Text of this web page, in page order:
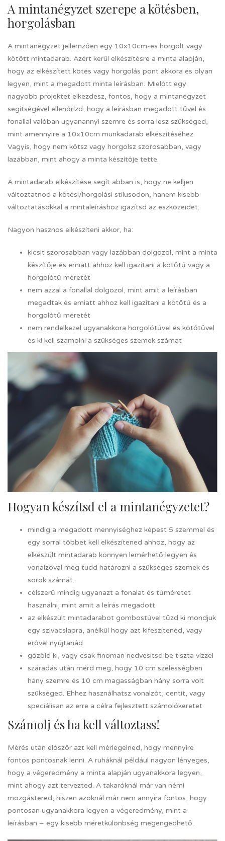
A mintanégyzet szerepe a kötésben,
horgolásban
A mintanégyzet jellemzően egy 10x10cm-es horgolt vagy
kötött mintadarab. Azért kerül elkészítésre a minta alapján,
hogy az elkészített kötés vagy horgolás pont akkora és olyan
legyen, mint a megadott minta leírásban. Mielőtt egy
nagyobb projektet elkezdesz, fontos, hogy a mintanégyzet
segítségével ellenőrizd, hogy a leírásban megadott tűvel és
fonallal valóban ugyanannyi szemre és sorra lesz szükséged,
mint amennyire a 10x10cm munkadarab elkészítéséhez.
Vagyis, hogy nem kötsz vagy horgolsz szorosabban, vagy
lazábban, mint ahogy a minta készítője tette.
A mintadarab elkészítése segít abban is, hogy ne kelljen
változtatnod a kötési/horgolási stílusodon, hanem kisebb
változtatásokkal a mintaleíráshoz igazítsd az eszközeidet.
Nagyon hasznos elkészíteni akkor, ha:
kicsit szorosabban vagy lazábban dolgozol, mint a minta
készítője és emiatt ahhoz kell igazítani a kötőtű vagy a
horgolótű méretét
nem azzal a fonallal dolgozol, mint amit a leírásban
megadtak és emiatt ahhoz kell igazítani a kötőtű és a
horgolótű méretét
nem rendelkezel ugyanakkora horgolótűvel és kötőtűvel
és ki kell számolni a szükséges szemek számát
Hogyan készítsd el a mintanégyzetet?
mindig a megadott mennyiséghez képest 5 szemmel és
egy sorral többet kell elkészítened ahhoz, hogy az
elkészült mintadarab könnyen lemérhető legyen és
vonalzóval meg tudd határozni a szükséges szemek és
sorok számát.
célszerű mindig ugyanazt a fonalat és tűméretet
használni, mint amit a leírás megadott.
az elkészült mintadarabot gombostűvel tűzd ki mondjuk
egy szivacslapra, anélkül hogy azt kifeszítenéd, vagy
erővel nyújtanád.
gőzöld ki, vagy csak finoman nedvesítsd be tiszta vízzel
száradás után mérd meg, hogy 10 cm szélességben
hány szemre és 10 cm magasságban hány sorra volt
szükséged. Ehhez használhatsz vonalzót, centit, vagy
speciálisan az erre a célra fejlesztett számolókeretet
Számolj és ha kell változtass!
Mérés után először azt kell mérlegelned, hogy mennyire
fontos pontosnak lenni. A ruháknál például nagyon lényeges,
hogy a végeredmény a minta alapján ugyanakkora legyen,
mint ahogy azt tervezted. A takaróknál már van némi
mozgástered, hiszen azoknál már nem annyira fontos, hogy
pontosan ugyanakkora legyen a végeredmény, mint a
leírásban – egy kisebb méretkülönbség megengedhető.